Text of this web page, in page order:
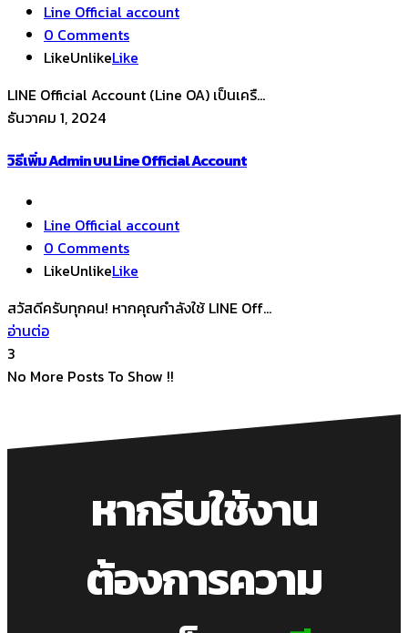
Line Official account
0 Comments
LikeUnlikeLike
LINE Official Account (Line OA) เป็นเครื...
ธันวาคม 1, 2024
วิธีเพิ่ม Admin บน Line Official Account
Line Official account
0 Comments
LikeUnlikeLike
สวัสดีครับทุกคน! หากคุณกำลังใช้ LINE Off...
อ่านต่อ
3
No More Posts To Show !!
หากรีบใช้งาน
ต้องการความ